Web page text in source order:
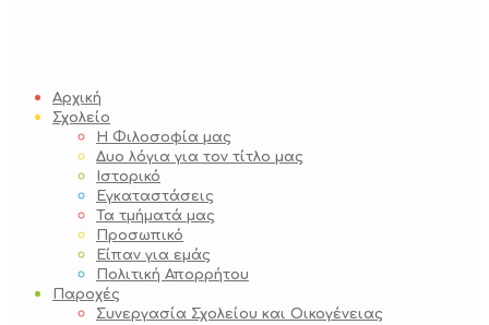
Αρχική
Σχολείο
Η Φιλοσοφία μας
Δυο λόγια για τον τίτλο μας
Ιστορικό
Εγκαταστάσεις
Τα τμήματά μας
Προσωπικό
Είπαν για εμάς
Πολιτική Απορρήτου
Παροχές
Συνεργασία Σχολείου και Οικογένειας